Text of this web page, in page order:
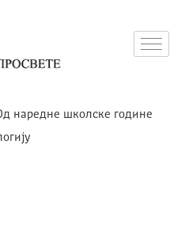
наредне школске године